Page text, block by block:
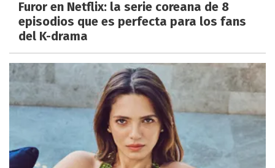
Furor en Netflix: la serie coreana de 8
episodios que es perfecta para los fans
del K-drama